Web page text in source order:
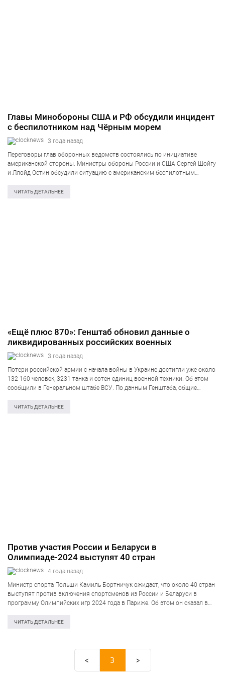
Главы Минобороны США и РФ обсудили инцидент
с беспилотником над Чёрным морем
3 года назад
Переговоры глав оборонных ведомств состоялись по инициативе
американской стороны. Министры обороны России и США Сергей Шойгу
и Ллойд Остин обсудили ситуацию с американским беспилотным
журналистам в среду на пресс-конференции, которая состоялась…
ЧИТАТЬ ДЕТАЛЬНЕЕ
«Ещё плюс 870»: Генштаб обновил данные о
ликвидированных российских военных
3 года назад
Потери российской армии с начала войны в Украине достигли уже около
132 160 человек, 3231 танка и сотен единиц военной техники. Об этом
сообщили в Генеральном штабе ВСУ. По данным Генштаба, общие
ЧИТАТЬ ДЕТАЛЬНЕЕ
Против участия России и Беларуси в
Олимпиаде-2024 выступят 40 стран
4 года назад
Министр спорта Польши Камиль Бортничук ожидает, что около 40 стран
выступят против включения спортсменов из России и Беларуси в
программу Олимпийских игр 2024 года в Париже. Об этом он сказал в
ЧИТАТЬ ДЕТАЛЬНЕЕ
< 3 >